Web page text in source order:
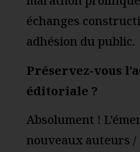
échanges
adhésion du public.
Préservez-vous
éditoriale ?
Absolument !
nouveaux auteurs